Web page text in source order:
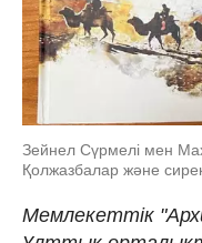
Зейнел Сүрмелі мен
Қолжазбалар және
Мемлекеттік